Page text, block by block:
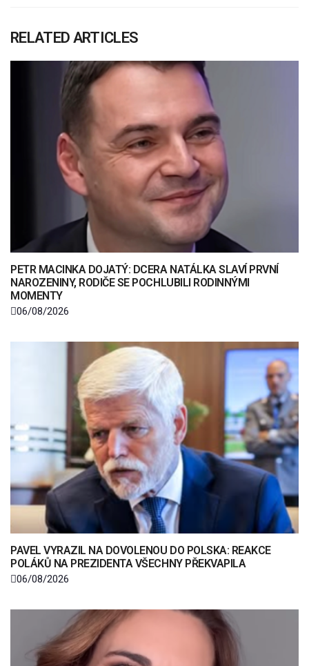
RELATED ARTICLES
PETR MACINKA DOJATÝ: DCERA NATÁLKA SLAVÍ PRVNÍ
NAROZENINY, RODIČE SE POCHLUBILI RODINNÝMI
MOMENTY
06/08/2026
PAVEL VYRAZIL NA DOVOLENOU DO POLSKA: REAKCE
POLÁKŮ NA PREZIDENTA VŠECHNY PŘEKVAPILA
06/08/2026